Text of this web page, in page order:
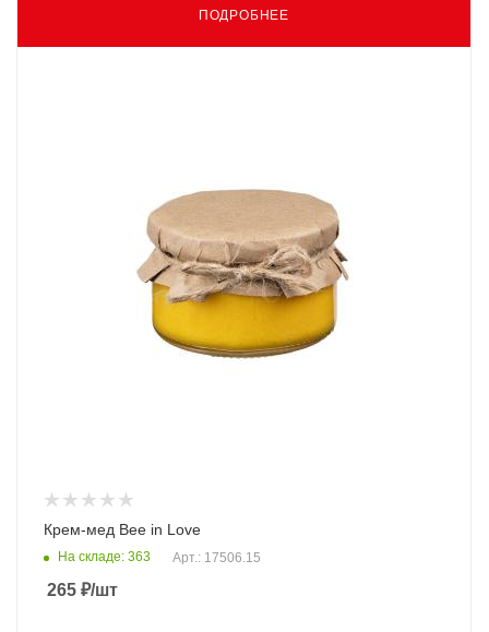
ПОДРОБНЕЕ
Крем-мед Bee in Love
На складе: 363 Арт.: 17506.15
265 ₽/шт